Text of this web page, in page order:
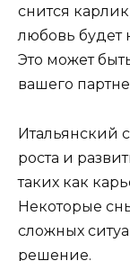
снится
любовь будет
Это может
вашего
Итальянский
роста и
таких как
Некоторые
сложных
решение.